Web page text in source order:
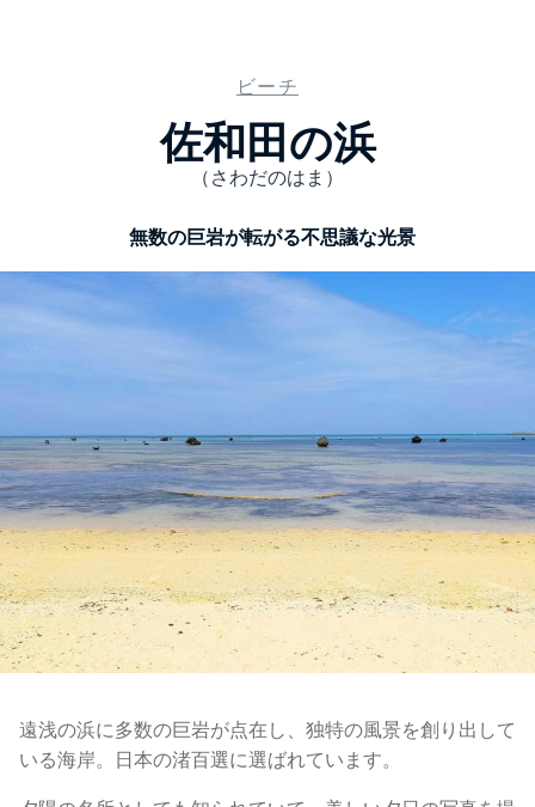
ビーチ
佐和田の浜
（さわだのはま）
無数の巨岩が転がる不思議な光景
遠浅の浜に多数の巨岩が点在し、独特の風景を創り出して
いる海岸。日本の渚百選に選ばれています。